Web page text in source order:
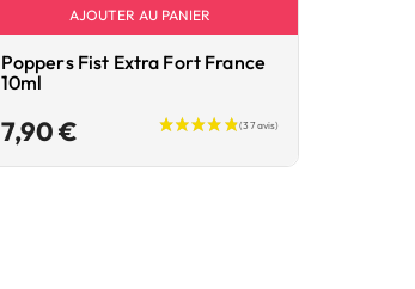
AJOUTER AU PANIER
Poppers Fist Extra Fort France
10ml
7,90 €